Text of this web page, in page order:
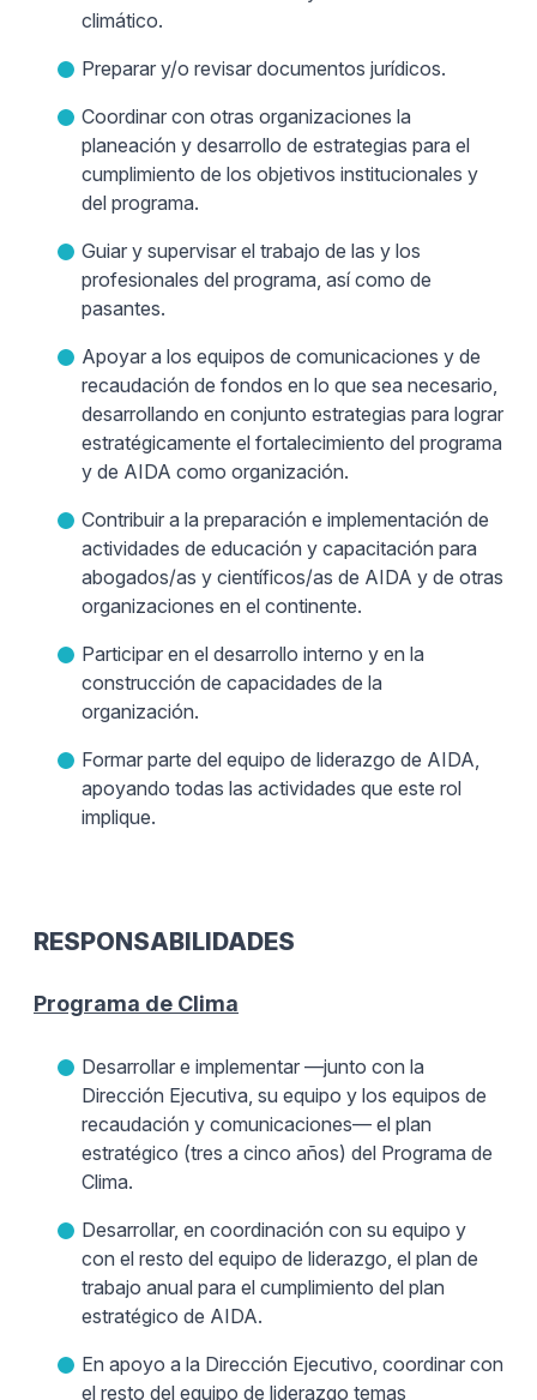
climático.
Preparar y/o revisar documentos jurídicos.
Coordinar con otras organizaciones la
planeación y desarrollo de estrategias para el
cumplimiento de los objetivos institucionales y
del programa.
Guiar y supervisar el trabajo de las y los
profesionales del programa, así como de
pasantes.
Apoyar a los equipos de comunicaciones y de
recaudación de fondos en lo que sea necesario,
desarrollando en conjunto estrategias para lograr
estratégicamente el fortalecimiento del programa
y de AIDA como organización.
Contribuir a la preparación e implementación de
actividades de educación y capacitación para
abogados/as y científicos/as de AIDA y de otras
organizaciones en el continente.
Participar en el desarrollo interno y en la
construcción de capacidades de la
organización.
Formar parte del equipo de liderazgo de AIDA,
apoyando todas las actividades que este rol
implique.
RESPONSABILIDADES
Programa de Clima
Desarrollar e implementar —junto con la
Dirección Ejecutiva, su equipo y los equipos de
recaudación y comunicaciones— el plan
estratégico (tres a cinco años) del Programa de
Clima.
Desarrollar, en coordinación con su equipo y
con el resto del equipo de liderazgo, el plan de
trabajo anual para el cumplimiento del plan
estratégico de AIDA.
En apoyo a la Dirección Ejecutivo, coordinar con
el resto del equipo de liderazgo temas